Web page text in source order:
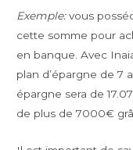
Exemple:vous
cette somme pour
en banque. Avec
plan d’épargne de 7
épargne sera de
de plus de 7000€